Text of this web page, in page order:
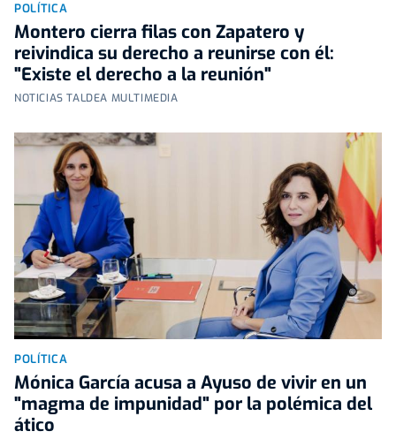
POLÍTICA
Montero cierra filas con Zapatero y
reivindica su derecho a reunirse con él:
"Existe el derecho a la reunión"
NOTICIAS TALDEA MULTIMEDIA
POLÍTICA
Mónica García acusa a Ayuso de vivir en un
"magma de impunidad" por la polémica del
ático